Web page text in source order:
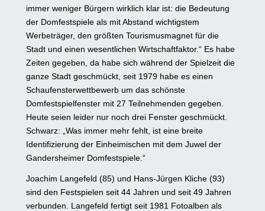
immer weniger Bürgern wirklich klar ist: die Bedeutung
der Domfestspiele als mit Abstand wichtigstem
Werbeträger, den größten Tourismusmagnet für die
Stadt und einen wesentlichen Wirtschaftfaktor.“ Es habe
Zeiten gegeben, da habe sich während der Spielzeit die
ganze Stadt geschmückt, seit 1979 habe es einen
Schaufensterwettbewerb um das schönste
Domfestspielfenster mit 27 Teilnehmenden gegeben.
Heute seien leider nur noch drei Fenster geschmückt.
Schwarz: „Was immer mehr fehlt, ist eine breite
Identifizierung der Einheimischen mit dem Juwel der
Gandersheimer Domfestspiele.“
Joachim Langefeld (85) und Hans-Jürgen Kliche (93)
sind den Festspielen seit 44 Jahren und seit 49 Jahren
verbunden. Langefeld fertigt seit 1981 Fotoalben als